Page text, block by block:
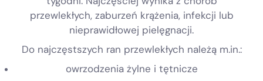
przewlekłych, zaburzeń krążenia, infekcji lub
nieprawidłowej pielęgnacji.
Do najczęstszych ran przewlekłych należą m.in.:
owrzodzenia żylne i tętnicze